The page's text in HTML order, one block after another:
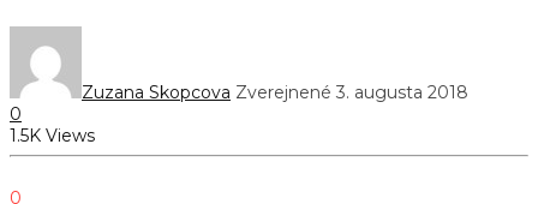
Zuzana Skopcova Zverejnené 3. augusta 2018
0
1.5K Views
0